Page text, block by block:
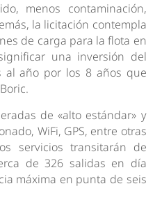
menos contaminación,
la licitación contempla
de carga para la flota en
una inversión del
al año por los 8 años que
de «alto estándar» y
WiFi, GPS, entre otras
servicios transitarán de
de 326 salidas en día
máxima en punta de seis